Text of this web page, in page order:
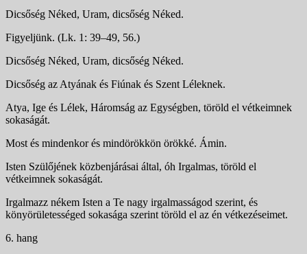
Dicsőség Néked, Uram, dicsőség Néked.
Figyeljünk. (Lk. 1: 39–49, 56.)
Dicsőség Néked, Uram, dicsőség Néked.
Dicsőség az Atyának és Fiúnak és Szent Léleknek.
Atya, Ige és Lélek, Háromság az Egységben, töröld el vétkeimnek
sokaságát.
Most és mindenkor és mindörökkön örökké. Ámin.
Isten Szülőjének közbenjárásai által, óh Irgalmas, töröld el
vétkeimnek sokaságát.
Irgalmazz nékem Isten a Te nagy irgalmasságod szerint, és
könyörületességed sokasága szerint töröld el az én vétkezéseimet.
6. hang